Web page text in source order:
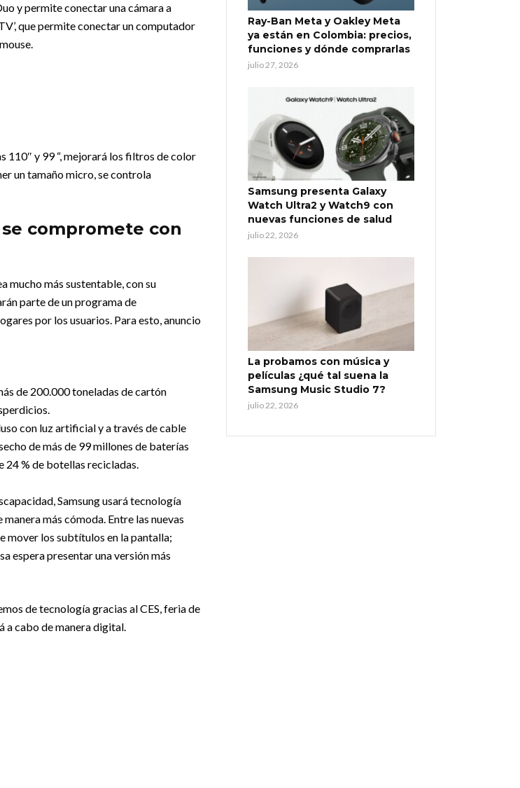
y permite conectar una cámara a
que permite conectar un computador
110″ y 99 “, mejorará los filtros de color
un tamaño micro, se controla
compromete con
mucho más sustentable, con su
parte de un programa de
por los usuarios. Para esto, anuncio
de 200.000 toneladas de cartón
con luz artificial y a través de cable
de más de 99 millones de baterías
24 % de botellas recicladas.
Samsung usará tecnología
más cómoda. Entre las nuevas
mover los subtítulos en la pantalla;
espera presentar una versión más
de tecnología gracias al CES, feria de
a cabo de manera digital.
Ray-Ban Meta y Oakley Meta
ya están en Colombia: precios,
funciones y dónde comprarlas
julio 27, 2026
Samsung presenta Galaxy
Watch Ultra2 y Watch9 con
nuevas funciones de salud
julio 22, 2026
La probamos con música y
películas ¿qué tal suena la
Samsung Music Studio 7?
julio 22, 2026